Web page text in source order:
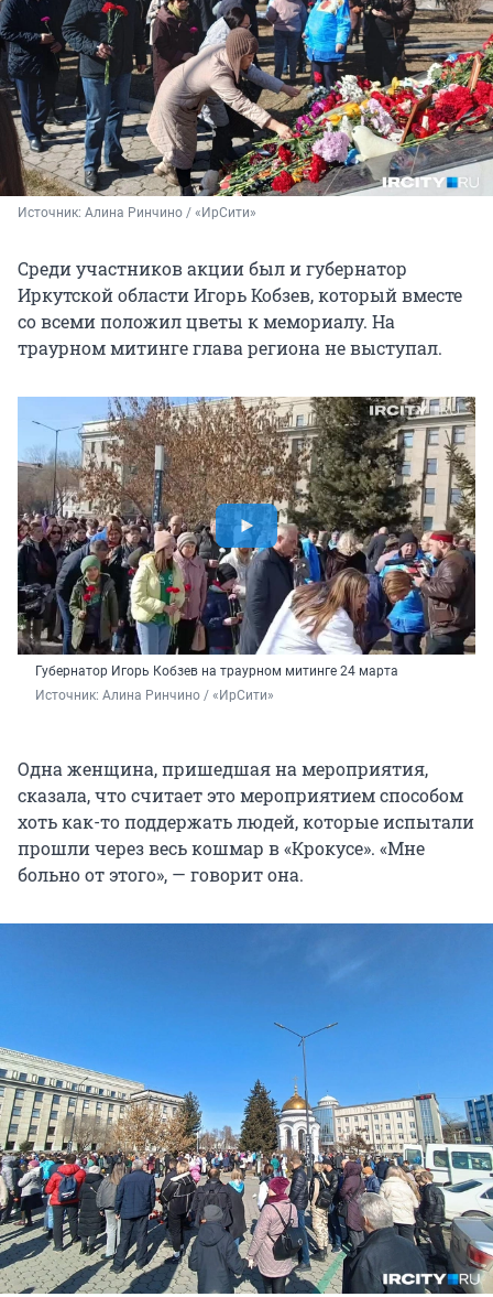
Источник: Алина Ринчино / «ИрСити»
Среди участников акции был и губернатор
Иркутской области Игорь Кобзев, который вместе
со всеми положил цветы к мемориалу. На
траурном митинге глава региона не выступал.
Губернатор Игорь Кобзев на траурном митинге 24 марта
Источник: Алина Ринчино / «ИрСити»
Одна женщина, пришедшая на мероприятия,
сказала, что считает это мероприятием способом
хоть как-то поддержать людей, которые испытали
прошли через весь кошмар в «Крокусе». «Мне
больно от этого», — говорит она.